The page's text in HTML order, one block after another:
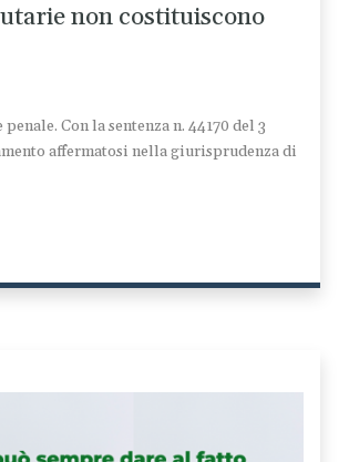
non costituiscono
Con la sentenza n. 44170 del 3
affermatosi nella giurisprudenza di